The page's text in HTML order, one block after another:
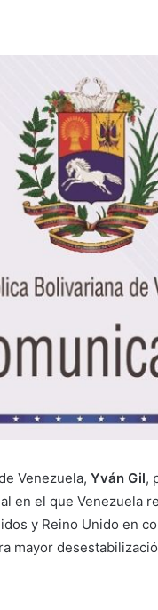
Venezuela, Yván Gil,
en el que Venezuela
y Reino Unido en
mayor